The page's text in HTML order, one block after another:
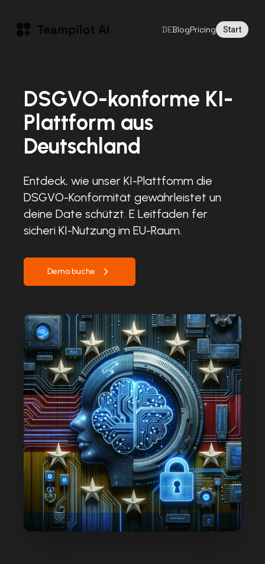
DEBlogPricing Start
DSGVO-konforme KI-
Plattform aus
Deutschland
Entdeck, wie unser KI-Plattfomm die
DSGVO-Konformität gewährleistet un
deine Date schützt. E Leitfaden fer
sicheri KI-Nutzung im EU-Raum.
Demo buche